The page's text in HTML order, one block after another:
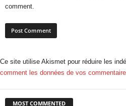
comment.
Ce site utilise Akismet pour réduire les
comment les données de vos
MOST COMMENTED